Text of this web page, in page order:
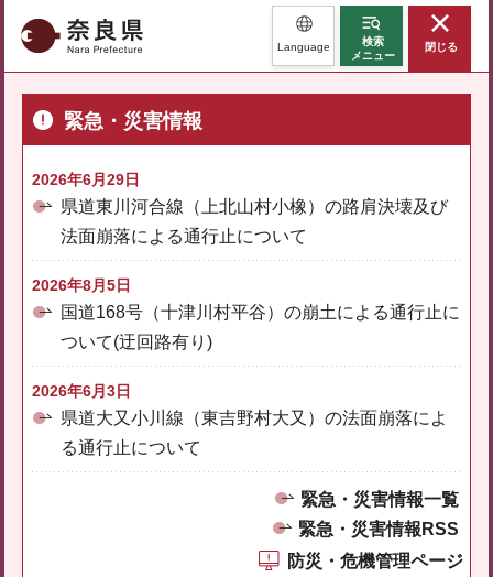
奈良県 Language
検索
メニュー
閉じる
緊急・災害情報
2026年6月29日
県道東川河合線（上北山村小橡）の路肩決壊及び
法面崩落による通行止について
2026年8月5日
国道168号（十津川村平谷）の崩土による通行止に
ついて(迂回路有り)
2026年6月3日
県道大又小川線（東吉野村大又）の法面崩落によ
る通行止について
緊急・災害情報一覧
緊急・災害情報RSS
防災・危機管理ページ